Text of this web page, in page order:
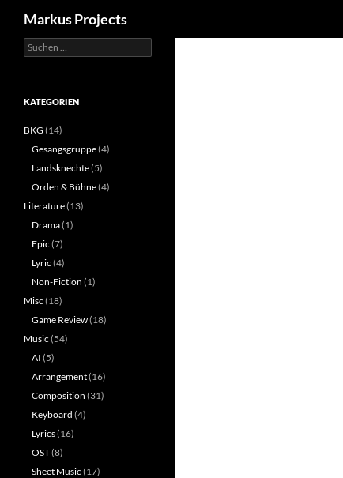
Markus Projects
Suchen
nach:
KATEGORIEN
BKG (14)
Gesangsgruppe(4)
Landsknechte(5)
Orden & Bühne(4)
Literature(13)
Drama(1)
Epic (7)
Lyric (4)
Non-Fiction (1)
Misc (18)
Game Review(18)
Music (54)
AI (5)
Arrangement(16)
Composition (31)
Keyboard (4)
Lyrics(16)
OST(8)
Sheet Music (17)